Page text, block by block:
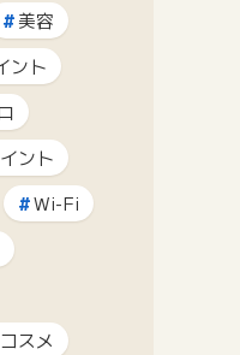
美容
ント
ント
Wi-Fi
コスメ